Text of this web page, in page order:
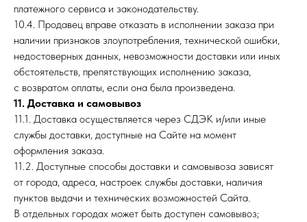
платежного сервиса и законодательству.
10.4. Продавец вправе отказать в исполнении заказа при
наличии признаков злоупотребления, технической ошибки,
недостоверных данных, невозможности доставки или иных
обстоятельств, препятствующих исполнению заказа,
с возвратом оплаты, если она была произведена.
11. Доставка и самовывоз
11.1. Доставка осуществляется через СДЭК и/или иные
службы доставки, доступные на Сайте на момент
оформления заказа.
11.2. Доступные способы доставки и самовывоза зависят
от города, адреса, настроек службы доставки, наличия
пунктов выдачи и технических возможностей Сайта.
В отдельных городах может быть доступен самовывоз;